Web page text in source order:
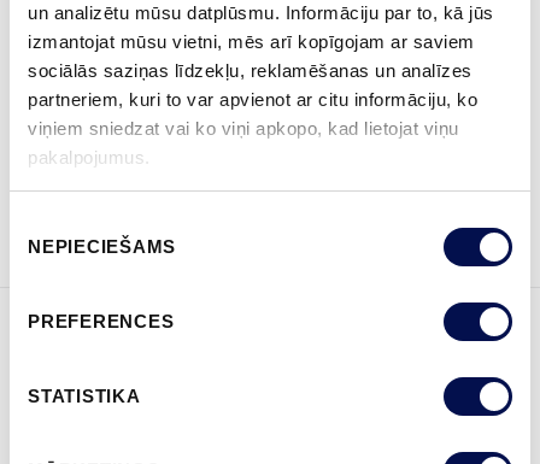
un analizētu mūsu datplūsmu. Informāciju par to, kā jūs
izmantojat mūsu vietni, mēs arī kopīgojam ar saviem
sociālās saziņas līdzekļu, reklamēšanas un analīzes
partneriem, kuri to var apvienot ar citu informāciju, ko
viņiem sniedzat vai ko viņi apkopo, kad lietojat viņu
pakalpojumus.
izvēle
NEPIECIEŠAMS
PREFERENCES
STATISTIKA
KUR IEGĀDĀTIES